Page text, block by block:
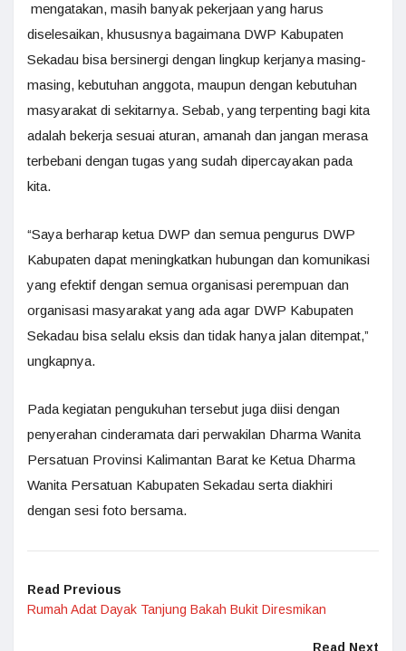
mengatakan, masih banyak pekerjaan yang harus
diselesaikan, khususnya bagaimana DWP Kabupaten
Sekadau bisa bersinergi dengan lingkup kerjanya masing-
masing, kebutuhan anggota, maupun dengan kebutuhan
masyarakat di sekitarnya. Sebab, yang terpenting bagi kita
adalah bekerja sesuai aturan, amanah dan jangan merasa
terbebani dengan tugas yang sudah dipercayakan pada
kita.
“Saya berharap ketua DWP dan semua pengurus DWP
Kabupaten dapat meningkatkan hubungan dan komunikasi
yang efektif dengan semua organisasi perempuan dan
organisasi masyarakat yang ada agar DWP Kabupaten
Sekadau bisa selalu eksis dan tidak hanya jalan ditempat,”
ungkapnya.
Pada kegiatan pengukuhan tersebut juga diisi dengan
penyerahan cinderamata dari perwakilan Dharma Wanita
Persatuan Provinsi Kalimantan Barat ke Ketua Dharma
Wanita Persatuan Kabupaten Sekadau serta diakhiri
dengan sesi foto bersama.
Read Previous
Rumah Adat Dayak Tanjung Bakah Bukit Diresmikan
Read Next